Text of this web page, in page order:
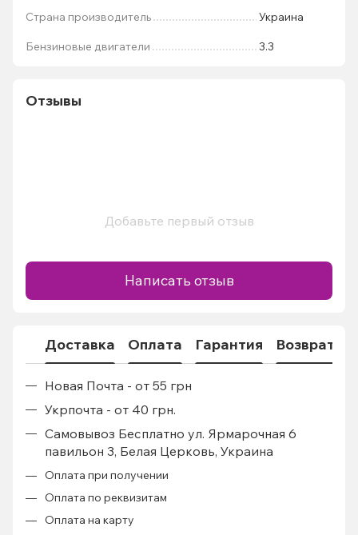
Страна производитель Украина
Бензиновые двигатели 3.3
Отзывы
Добавьте первый отзыв
Написать отзыв
Доставка Оплата Гарантия Возврат
Новая Почта - от 55 грн
Укрпочта - от 40 грн.
Самовывоз Бесплатно ул. Ярмарочная 6
павильон 3, Белая Церковь, Украина
Оплата при получении
Оплата по реквизитам
Оплата на карту